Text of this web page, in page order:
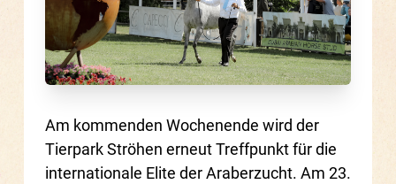
Am kommenden Wochenende wird der
Tierpark Ströhen erneut Treffpunkt für die
internationale Elite der Araberzucht. Am 23.